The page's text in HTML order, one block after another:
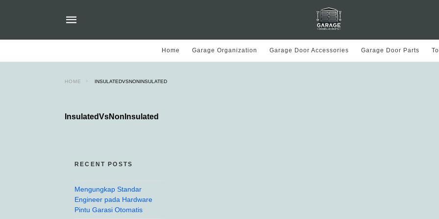
Home Garage Organization Garage Door Accessories Garage Door Parts
HOME INSULATEDVSNONINSULATED
InsulatedVsNonInsulated
RECENT POSTS
Mengungkap Standar
Engineer pada Hardware
Pintu Garasi Otomatis